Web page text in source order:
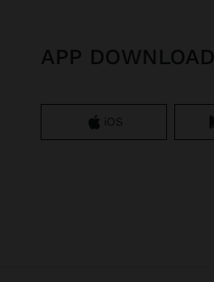
APP DOWNLOAD
iOS